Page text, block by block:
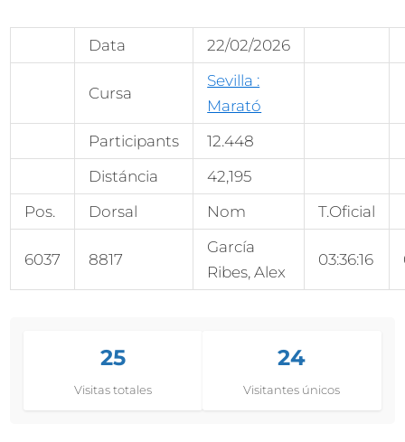
Data 22/02/2026
Cursa
Sevilla :
Marató
Participants
12.448
Distáncia
42,195
Pos.
Dorsal Nom T.Oficial
6037 8817
García
Ribes, Alex
03:36:16
25
Visitas totales
24
Visitantes únicos